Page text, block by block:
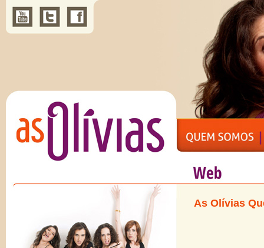
As Olívias